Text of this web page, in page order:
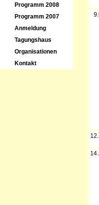
Programm 2008
Programm 2007
Anmeldung
Tagungshaus
Organisationen
Kontakt